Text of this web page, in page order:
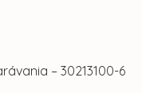
– 30213100-6